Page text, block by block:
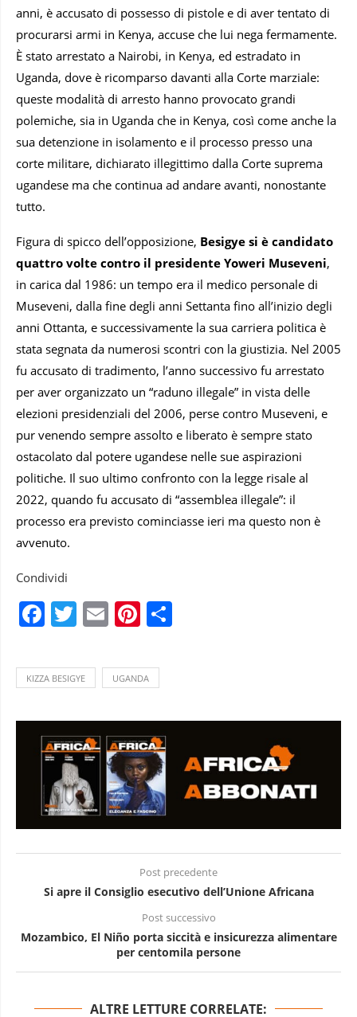
anni, è accusato di possesso di pistole e di aver tentato di
procurarsi armi in Kenya, accuse che lui nega fermamente.
È stato arrestato a Nairobi, in Kenya, ed estradato in
Uganda, dove è ricomparso davanti alla Corte marziale:
queste modalità di arresto hanno provocato grandi
polemiche, sia in Uganda che in Kenya, così come anche la
sua detenzione in isolamento e il processo presso una
corte militare, dichiarato illegittimo dalla Corte suprema
ugandese ma che continua ad andare avanti, nonostante
tutto.
Figura di spicco dell’opposizione, Besigye si è candidato
quattro volte contro il presidente Yoweri Museveni,
in carica dal 1986: un tempo era il medico personale di
Museveni, dalla fine degli anni Settanta fino all’inizio degli
anni Ottanta, e successivamente la sua carriera politica è
stata segnata da numerosi scontri con la giustizia. Nel 2005
fu accusato di tradimento, l’anno successivo fu arrestato
per aver organizzato un “raduno illegale” in vista delle
elezioni presidenziali del 2006, perse contro Museveni, e
pur venendo sempre assolto e liberato è sempre stato
ostacolato dal potere ugandese nelle sue aspirazioni
politiche. Il suo ultimo confronto con la legge risale al
2022, quando fu accusato di “assemblea illegale”: il
processo era previsto cominciasse ieri ma questo non è
avvenuto.
Condividi
Facebook
Twitter
EmailPinterest
KIZZA BESIGYE UGANDA
Post precedente
Si apre il Consiglio esecutivo dell’Unione Africana
Post successivo
Mozambico, El Niño porta siccità e insicurezza alimentare
per centomila persone
ALTRE LETTURE CORRELATE: